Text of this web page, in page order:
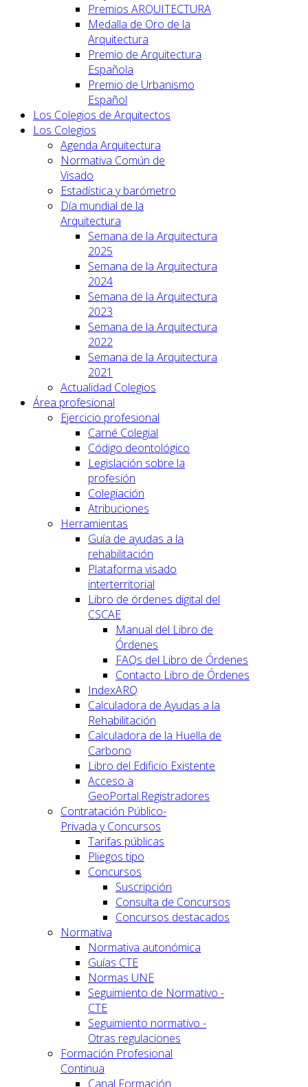
Premios ARQUITECTURA
Medalla de Oro de la
Arquitectura
Premio de Arquitectura
Española
Premio de Urbanismo
Español
Los Colegios de Arquitectos
Los Colegios
Agenda Arquitectura
Normativa Común de
Visado
Estadística y barómetro
Día mundial de la
Arquitectura
Semana de la Arquitectura
2025
Semana de la Arquitectura
2024
Semana de la Arquitectura
2023
Semana de la Arquitectura
2022
Semana de la Arquitectura
2021
Actualidad Colegios
Área profesional
Ejercicio profesional
Carné Colegial
Código deontológico
Legislación sobre la
profesión
Colegiación
Atribuciones
Herramientas
Guía de ayudas a la
rehabilitación
Plataforma visado
interterritorial
Libro de órdenes digital del
CSCAE
Manual del Libro de
Órdenes
FAQs del Libro de Órdenes
Contacto Libro de Órdenes
IndexARQ
Calculadora de Ayudas a la
Rehabilitación
Calculadora de la Huella de
Carbono
Libro del Edificio Existente
Acceso a
GeoPortal.Registradores
Contratación Público-
Privada y Concursos
Tarifas públicas
Pliegos tipo
Concursos
Suscripción
Consulta de Concursos
Concursos destacados
Normativa
Normativa autonómica
Guías CTE
Normas UNE
Seguimiento de Normativo -
CTE
Seguimiento normativo -
Otras regulaciones
Formación Profesional
Continua
Canal Formación